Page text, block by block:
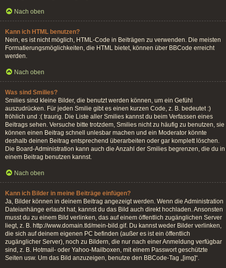
Nach oben
Kann ich HTML benutzen?
Nein, es ist nicht möglich, HTML-Code in Beiträgen zu verwenden. Die meisten
Formatierungsmöglichkeiten, die HTML bietet, können über BBCode erreicht
werden.
Nach oben
Was sind Smilies?
Smilies sind kleine Bilder, die benutzt werden können, um ein Gefühl
auszudrücken. Für jeden Smilie gibt es einen kurzen Code, z. B. bedeutet :)
fröhlich und :( traurig. Die Liste aller Smilies kannst du beim Verfassen eines
Beitrags sehen. Versuche bitte trotzdem, Smilies nicht zu häufig zu benutzen, sie
können einen Beitrag schnell unlesbar machen und ein Moderator könnte
deshalb deinen Beitrag entsprechend überarbeiten oder gar komplett löschen.
Die Board-Administration kann auch die Anzahl der Smilies begrenzen, die du in
einem Beitrag benutzen kannst.
Nach oben
Kann ich Bilder in meine Beiträge einfügen?
Ja, Bilder können in deinem Beitrag angezeigt werden. Wenn die Administration
Dateianhänge erlaubt hat, kannst du das Bild auch direkt hochladen. Ansonsten
musst du zu einem Bild verlinken, das auf einem öffentlich zugänglichen Server
liegt, z. B. http://www.domain.tld/mein-bild.gif. Du kannst weder Bilder verlinken,
die sich auf deinem eigenen PC befinden (außer es ist ein öffentlich
zugänglicher Server), noch zu Bildern, die nur nach einer Anmeldung verfügbar
sind, z. B. Hotmail- oder Yahoo-Mailboxen, mit einem Passwort geschützte
Seiten usw. Um das Bild anzuzeigen, benutze den BBCode-Tag „[img]“.